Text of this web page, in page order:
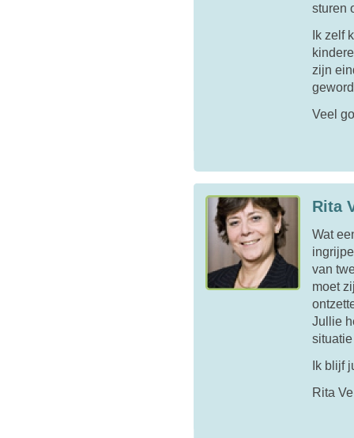
sturen
Ik zelf
zijn
Veel
Rita
Wat
van
moet
Jullie
Ik blijf
Rita